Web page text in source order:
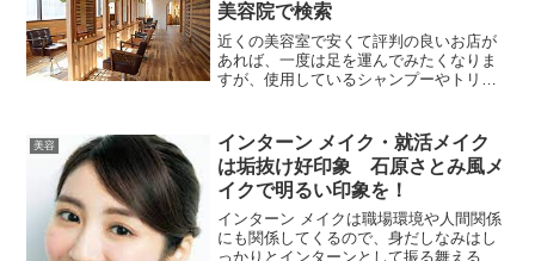
美容院で検索
近くの美容室で安くて評判の良いお店が
あれば、一度は足を運んでみたくなりま
すが、使用しているシャンプーやトリー
どうしても気になります。自宅や職場か
ら近いと助かり、ショート...
美容
インターン メイク・就活メイク
は垢抜け好印象 石原さとみ風メ
イクで明るい印象を！
インターン メイクは職場環境や人間関係
にも関係してくるので、身だしなみはし
っかりとインターンとして振る舞えるよ